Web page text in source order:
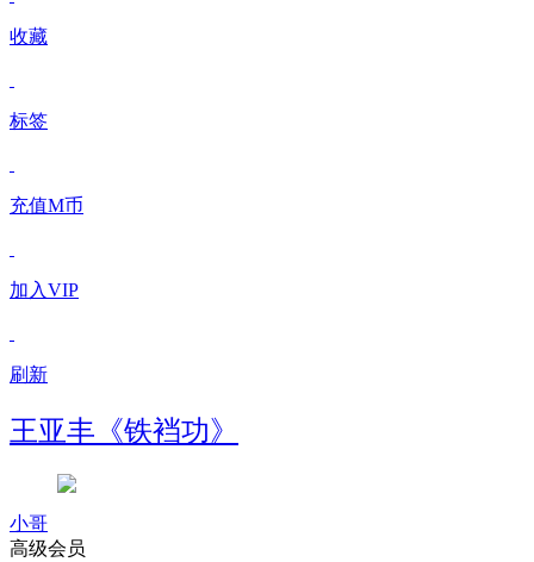
收藏
标签
充值M币
加入VIP
刷新
王亚丰《铁裆功》
小哥
高级会员